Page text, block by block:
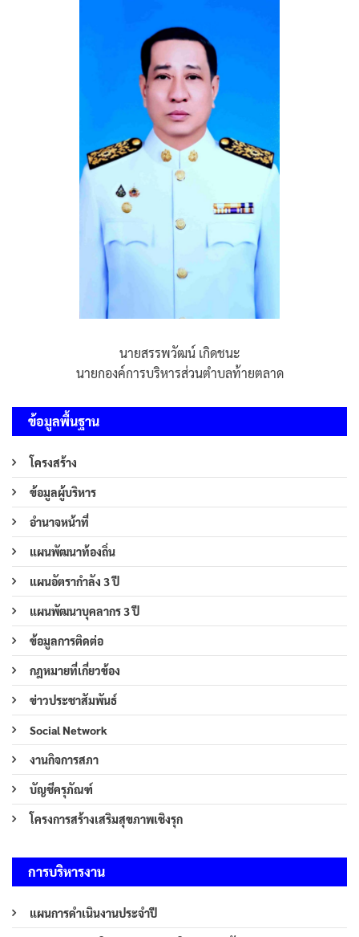
นายสรรพวัฒน์ เกิดชนะ
นายกองค์การบริหารส่วนตำบลท้ายตลาด
ข้อมูลพื้นฐาน
โครงสร้าง
ข้อมูลผู้บริหาร
อำนาจหน้าที่
แผนพัฒนาท้องถิ่น
แผนอัตรากำลัง 3 ปี
แผนพัฒนาบุคลากร 3 ปี
ข้อมูลการติดต่อ
กฎหมายที่เกี่ยวข้อง
ข่าวประชาสัมพันธ์
Social Network
งานกิจการสภา
บัญชีครุภัณฑ์
โครงการสร้างเสริมสุขภาพเชิงรุก
การบริหารงาน
แผนการดำเนินงานประจำปี